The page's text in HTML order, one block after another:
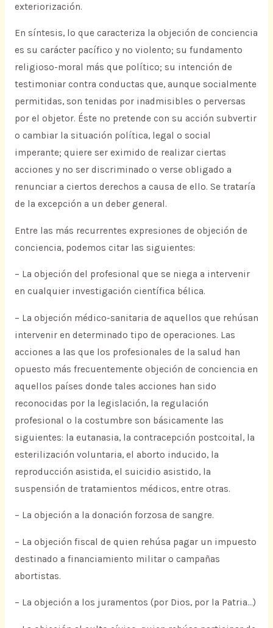
exteriorización.
En síntesis, lo que caracteriza la objeción de conciencia
es su carácter pacífico y no violento; su fundamento
religioso-moral más que político; su intención de
testimoniar contra conductas que, aunque socialmente
permitidas, son tenidas por inadmisibles o perversas
por el objetor. Éste no pretende con su acción subvertir
o cambiar la situación política, legal o social
imperante; quiere ser eximido de realizar ciertas
acciones y no ser discriminado o verse obligado a
renunciar a ciertos derechos a causa de ello. Se trataría
de la excepción a un deber general.
Entre las más recurrentes expresiones de objeción de
conciencia, podemos citar las siguientes:
– La objeción del profesional que se niega a intervenir
en cualquier investigación científica bélica.
– La objeción médico-sanitaria de aquellos que rehúsan
intervenir en determinado tipo de operaciones. Las
acciones a las que los profesionales de la salud han
opuesto más frecuentemente objeción de conciencia en
aquellos países donde tales acciones han sido
reconocidas por la legislación, la regulación
profesional o la costumbre son básicamente las
siguientes: la eutanasia, la contracepción postcoital, la
esterilización voluntaria, el aborto inducido, la
reproducción asistida, el suicidio asistido, la
suspensión de tratamientos médicos, entre otras.
– La objeción a la donación forzosa de sangre.
– La objeción fiscal de quien rehúsa pagar un impuesto
destinado a financiamiento militar o campañas
abortistas.
– La objeción a los juramentos (por Dios, por la Patria…)